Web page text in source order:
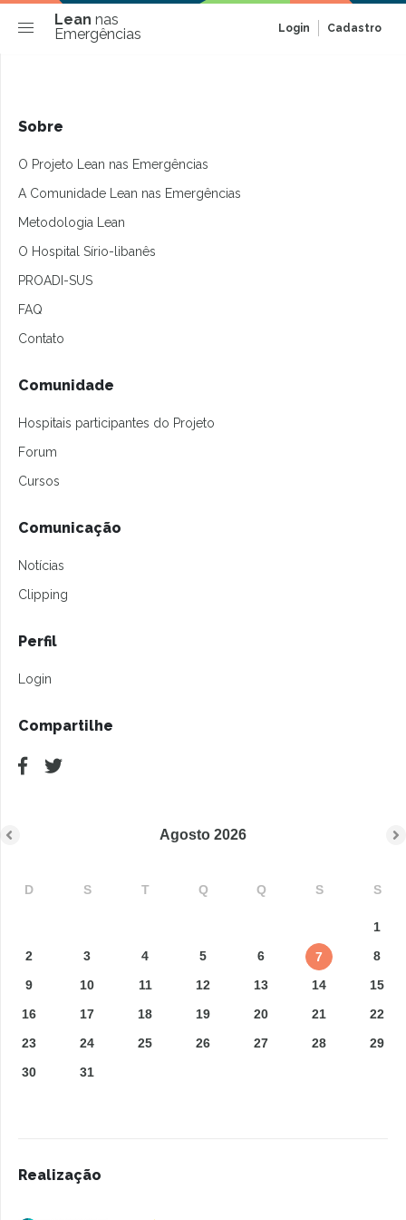
Lean nas
Emergências
Login Cadastro
Sobre
O Projeto Lean nas Emergências
A Comunidade Lean nas Emergências
Metodologia Lean
O Hospital Sírio-libanês
PROADI-SUS
FAQ
Contato
Comunidade
Hospitais participantes do Projeto
Forum
Cursos
Comunicação
Notícias
Clipping
Perfil
Login
Compartilhe
Agosto 2026
D S T Q Q S S
1
2
3 4 5 6 7
8
9
10 11 12 13 14
15
16
17 18 19 20 21
22
23
24 25 26 27 28
29
30
31
Realização